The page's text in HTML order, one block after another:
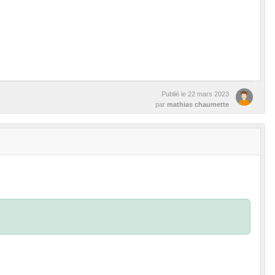
Publié le 22 mars 2023
par mathias chaumette